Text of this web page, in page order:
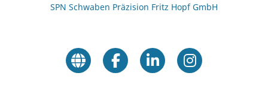
SPN Schwaben Präzision Fritz Hopf GmbH